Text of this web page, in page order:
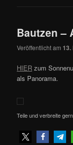
Bautzen –
Veröffentlicht am
HIER zum
als Panorama.
Teile und verbreite